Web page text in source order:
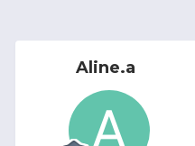
Aline.a